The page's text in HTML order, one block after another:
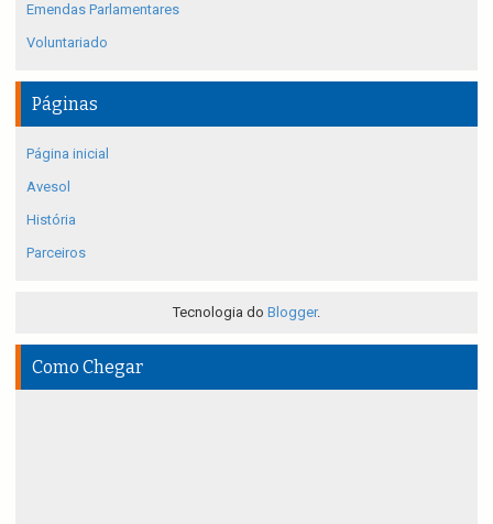
Emendas Parlamentares
Voluntariado
Páginas
Página inicial
Avesol
História
Parceiros
Tecnologia do Blogger.
Como Chegar